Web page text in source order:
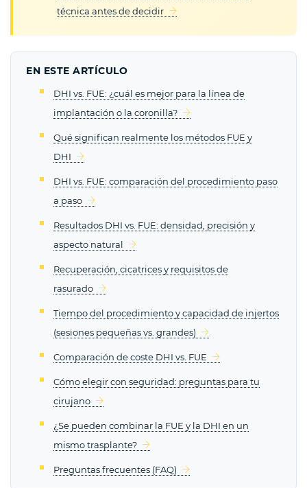
técnica antes de decidir
EN ESTE ARTÍCULO
DHI vs. FUE: ¿cuál es mejor para la línea de
implantación o la coronilla?
Qué significan realmente los métodos FUE y
DHI
DHI vs. FUE: comparación del procedimiento paso
a paso
Resultados DHI vs. FUE: densidad, precisión y
aspecto natural
Recuperación, cicatrices y requisitos de
rasurado
Tiempo del procedimiento y capacidad de injertos
(sesiones pequeñas vs. grandes)
Comparación de coste DHI vs. FUE
Cómo elegir con seguridad: preguntas para tu
cirujano
¿Se pueden combinar la FUE y la DHI en un
mismo trasplante?
Preguntas frecuentes (FAQ)